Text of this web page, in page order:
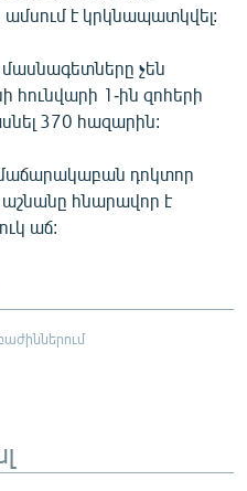
ամսում է կրկնապատկվել:
չեն
հունվարի 1-ին զոհերի
370 հազարին:
դոկտոր
հնարավոր է
աճ: